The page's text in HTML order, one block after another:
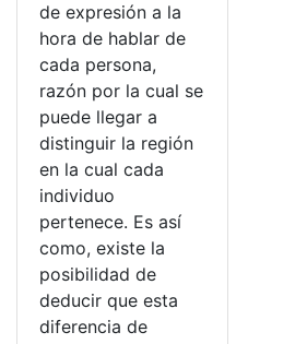
de expresión a la
hora de hablar de
cada persona,
razón por la cual se
puede llegar a
distinguir la región
en la cual cada
individuo
pertenece. Es así
como, existe la
posibilidad de
deducir que esta
diferencia de